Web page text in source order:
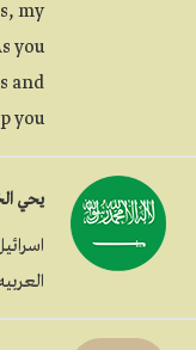
my
you
and
you
يحي